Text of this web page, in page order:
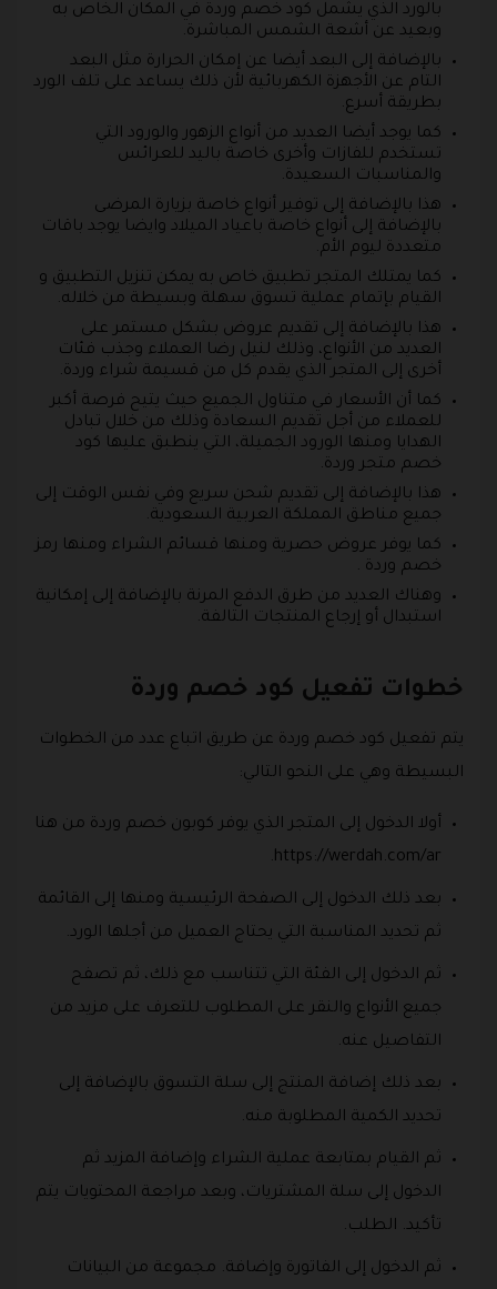
بالورد الذي يشمل كود خصم وردة في المكان الخاص به
وبعيد عن أشعة الشمس المباشرة.
بالإضافة إلى البعد أيضا عن إمكان الحرارة مثل البعد
التام عن الأجهزة الكهربائية لأن ذلك يساعد على تلف الورد
بطريقة أسرع.
كما يوجد أيضا العديد من أنواع الزهور والورود التي
تستخدم للفازات وأخرى خاصة باليد للعرائس
والمناسبات السعيدة.
هذا بالإضافة إلى توفير أنواع خاصة بزيارة المرضى
بالإضافة إلى أنواع خاصة باعياد الميلاد وايضا يوجد باقات
متعددة ليوم الأم.
كما يمتلك المتجر تطبيق خاص به يمكن تنزيل التطبيق و
القيام بإتمام عملية تسوق سهلة وبسيطة من خلاله.
هذا بالإضافة إلى تقديم عروض بشكل مستمر على
العديد من الأنواع، وذلك لنيل رضا العملاء وجذب فئات
أخرى إلى المتجر الذي يقدم كل من قسيمة شراء وردة.
كما أن الأسعار في متناول الجميع حيث يتيح فرصة أكبر
للعملاء من أجل تقديم السعادة وذلك من خلال تبادل
الهدايا ومنها الورود الجميلة، التي ينطبق عليها كود
خصم متجر وردة.
هذا بالإضافة إلى تقديم شحن سريع وفي نفس الوقت إلى
جميع مناطق المملكة العربية السعودية.
كما يوفر عروض حصرية ومنها قسائم الشراء ومنها رمز
خصم وردة .
وهناك العديد من طرق الدفع المرنة بالإضافة إلى إمكانية
استبدال أو إرجاع المنتجات التالفة.
خطوات تفعيل كود خصم وردة
يتم تفعيل كود خصم وردة عن طريق اتباع عدد من الخطوات
البسيطة وهي على النحو التالي:
أولا الدخول إلى المتجر الذي يوفر كوبون خصم وردة من هنا
https://werdah.com/ar.
بعد ذلك الدخول إلى الصفحة الرئيسية ومنها إلى القائمة
ثم تحديد المناسبة التي يحتاج العميل من أجلها الورد.
ثم الدخول إلى الفئة التي تتناسب مع ذلك، ثم تصفح
جميع الأنواع والنقر على المطلوب للتعرف على مزيد من
التفاصيل عنه.
بعد ذلك إضافة المنتج إلى سلة التسوق بالإضافة إلى
تحديد الكمية المطلوبة منه.
ثم القيام بمتابعة عملية الشراء وإضافة المزيد ثم
الدخول إلى سلة المشتريات، وبعد مراجعة المحتويات يتم
تأكيد. الطلب.
ثم الدخول إلى الفاتورة وإضافة. مجموعة من البيانات